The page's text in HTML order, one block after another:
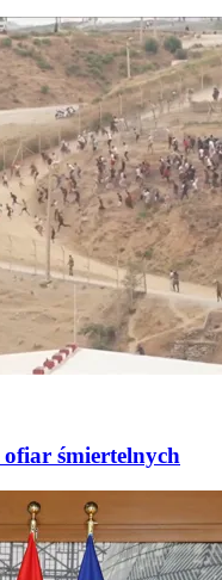
śmiertelnych